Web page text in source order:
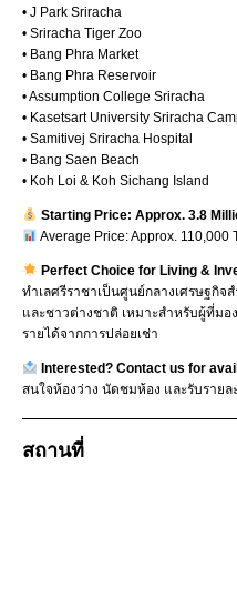
• J Park Sriracha
• Sriracha Tiger Zoo
• Bang Phra Market
• Bang Phra Reservoir
• Assumption College Sriracha
• Kasetsart University Sriracha
• Samitivej Sriracha Hospital
• Bang Saen Beach
• Koh Loi & Koh Sichang Island
Starting Price: Approx. 3.8
Average Price: Approx. 110,000
Perfect Choice for Living &
ทำเลศรีราชาเป็นศูนย์กลางเศรษฐกิ
และชาวต่างชาติ เหมาะสำหรับผู้ที่ม
รายได้จากการปล่อยเช่า
Interested? Contact us for
สนใจห้องว่าง นัดชมห้อง และรับรายล
สถานที่